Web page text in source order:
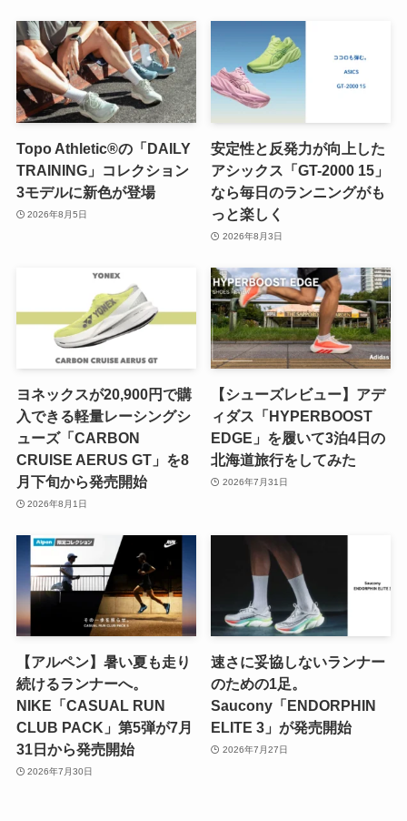
Topo Athletic®の「DAILY
TRAINING」コレクション
3モデルに新色が登場
2026年8月5日
安定性と反発力が向上した
アシックス「GT-2000 15」
なら毎日のランニングがも
っと楽しく
2026年8月3日
ヨネックスが20,900円で購
入できる軽量レーシングシ
ューズ「CARBON
CRUISE AERUS GT」を8
月下旬から発売開始
2026年8月1日
【シューズレビュー】アデ
ィダス「HYPERBOOST
EDGE」を履いて3泊4日の
北海道旅行をしてみた
2026年7月31日
【アルペン】暑い夏も走り
続けるランナーへ。
NIKE「CASUAL RUN
CLUB PACK」第5弾が7月
31日から発売開始
2026年7月30日
速さに妥協しないランナー
のための1足。
Saucony「ENDORPHIN
ELITE 3」が発売開始
2026年7月27日